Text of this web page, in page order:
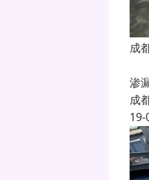
成
渗
成
19-